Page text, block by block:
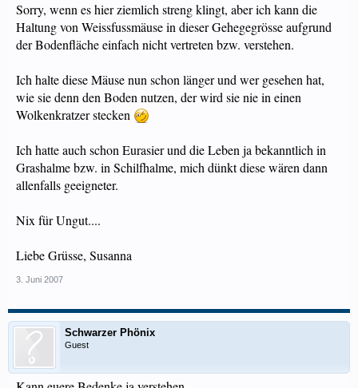
Sorry, wenn es hier ziemlich streng klingt, aber ich kann die
Haltung von Weissfussmäuse in dieser Gehegegrösse aufgrund
der Bodenfläche einfach nicht vertreten bzw. verstehen.
Ich halte diese Mäuse nun schon länger und wer gesehen hat,
wie sie denn den Boden nutzen, der wird sie nie in einen
Wolkenkratzer stecken
Ich hatte auch schon Eurasier und die Leben ja bekanntlich in
Grashalme bzw. in Schilfhalme, mich dünkt diese wären dann
allenfalls geeigneter.
Nix für Ungut....
Liebe Grüsse, Susanna
3. Juni 2007
Schwarzer Phönix
Guest